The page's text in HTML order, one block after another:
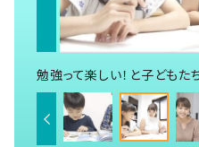
勉強って楽しい！と子どもた